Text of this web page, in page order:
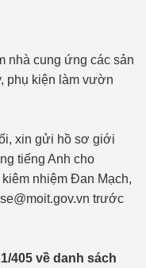
nhà cung ứng các sản
phụ kiện làm vườn
xin gửi hồ sơ giới
tiếng Anh cho
nhiệm Đan Mạch,
trước
405 về danh sách